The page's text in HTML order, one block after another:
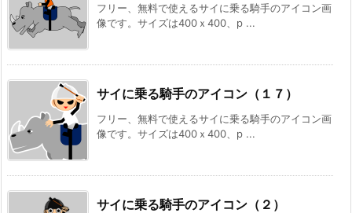
フリー、無料で使えるサイに乗る騎手のアイコン画
像です。サイズは400ｘ400、p ...
サイに乗る騎手のアイコン（１７）
フリー、無料で使えるサイに乗る騎手のアイコン画
像です。サイズは400ｘ400、p ...
サイに乗る騎手のアイコン（２）